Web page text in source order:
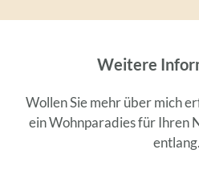
Weitere
Wollen Sie mehr über mich
ein Wohnparadies für Ihren